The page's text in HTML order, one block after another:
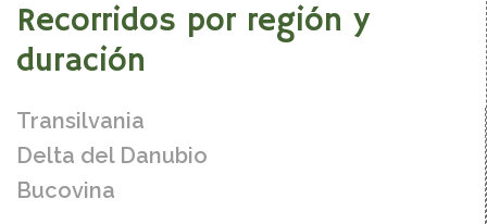
Recorridos por región y
duración
Transilvania
Delta del Danubio
Bucovina